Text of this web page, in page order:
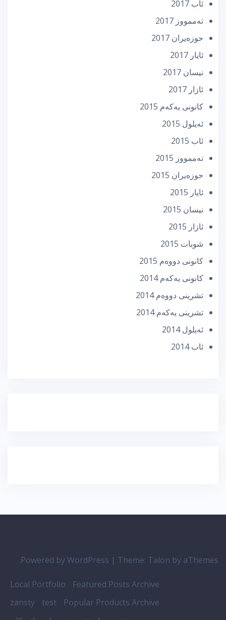
ئاب 2017
تەممووز 2017
حوزه‌یران 2017
ئایار 2017
نیسان 2017
ئازار 2017
كانونی یه‌كه‌م 2015
ئه‌یلول 2015
ئاب 2015
تەممووز 2015
حوزه‌یران 2015
ئایار 2015
نیسان 2015
ئازار 2015
شوبات 2015
كانونی دووه‌م 2015
كانونی یه‌كه‌م 2014
تشرینی دووه‌م 2014
تشرینی یه‌كه‌م 2014
ئه‌یلول 2014
ئاب 2014
Powered by WordPress | Theme: Talon by aThemes.
Featured Posts Archive
Local Portfolio
Popular Products Archive
test
zansty